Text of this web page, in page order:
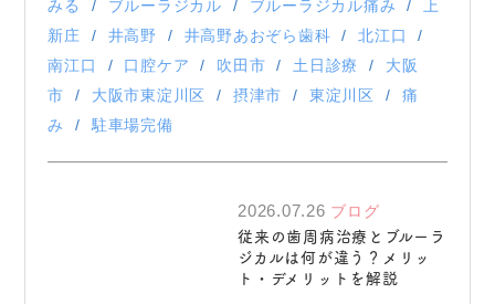
みる
ブルーラジカル ブルーラジカル痛み
上
新庄
井高野 井高野あおぞら歯科
北江口
南江口
口腔ケア 吹田市 土日診療
大阪
市
大阪市東淀川区 摂津市 東淀川区
痛
み
駐車場完備
2026.07.26 ブログ
従来の歯周病治療とブルーラ
ジカルは何が違う？メリッ
ト・デメリットを解説